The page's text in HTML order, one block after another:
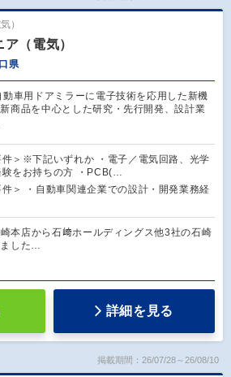
）
（電気）
県
動車用ドアミラーに電子技術を応用した新機
商品を中心とした研究・先行開発、設計業
件＞※下記いずれか ・電子／電気回路、光学
験をお持ちの方 ・PCB(…
件＞ ・自動車関連企業での設計・開発業務経
本店から石﨑ホールディングス他3社の石崎
ました…
詳細を見る
掲載期間：26/07/28～26/08/10